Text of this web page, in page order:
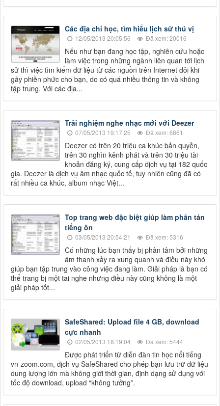
Các địa chỉ học, tìm hiểu lịch sử thú vị
12/05/2013 20:05:56 Đã xem: 20016
Nếu như bạn đang học tập, nghiên cứu hoặc
làm việc trong những ngành liên quan tới lịch
sử thì việc tìm kiếm dữ liệu từ các nguồn trên Internet đôi khi
gây phiền phức cho bạn, do có quá nhiều thông tin và không
tập trung. Với các địa...
Trải nghiệm nghe nhạc mới với Deezer
07/05/2013 19:17:25 Đã xem: 6861
Deezer có trên 20 triệu ca khúc bản quyền,
trên 30 nghìn kênh phát và trên 30 triệu tài
khoản đăng ký, cung cấp dịch vụ tại 182 quốc
gia. Deezer là dịch vụ âm nhạc quốc tế, tuy nhiên cũng đã có
rất nhiều ca khúc, album nhạc Việt...
Top trang web đặc biệt giúp làm phân tán
tiếng ồn
03/05/2013 20:54:21 Đã xem: 5316
Có những lúc bạn thấy bị phân tâm bởi những
âm thanh xảy ra xung quanh và điều này khó
giúp bạn tập trung vào công việc đang làm. Giải pháp là bạn có
thể trang bị một tai nghe nhưng điều này cũng không là một
giải pháp tốt...
SafeShared: Upload file 4 GB, download
cực nhanh
02/05/2013 18:19:04 Đã xem: 5444
Được phát triển từ diễn đàn tin học nổi tiếng
vn-zoom.com, dịch vụ SafeShared cho phép bạn lưu trữ dữ liệu
dung lượng lớn mà không giới thời gian, định dạng sử dụng với
tốc độ download, upload “không tưởng”.